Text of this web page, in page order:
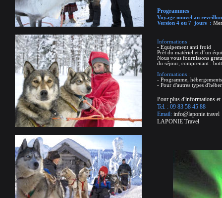
Programmes
Voyage nouvel an
Version 4 ou 7 jours :
Informations :
- Equipement anti froid
Prêt du matériel et d’un
Nous vous fournissons
du séjour, comprenant :
Informations :
- Programme,
- Pour d'autres types
Pour plus d'informations et
Tel. : 09 83 58 45 88
Email: info@laponie.travel
LAPONIE Travel